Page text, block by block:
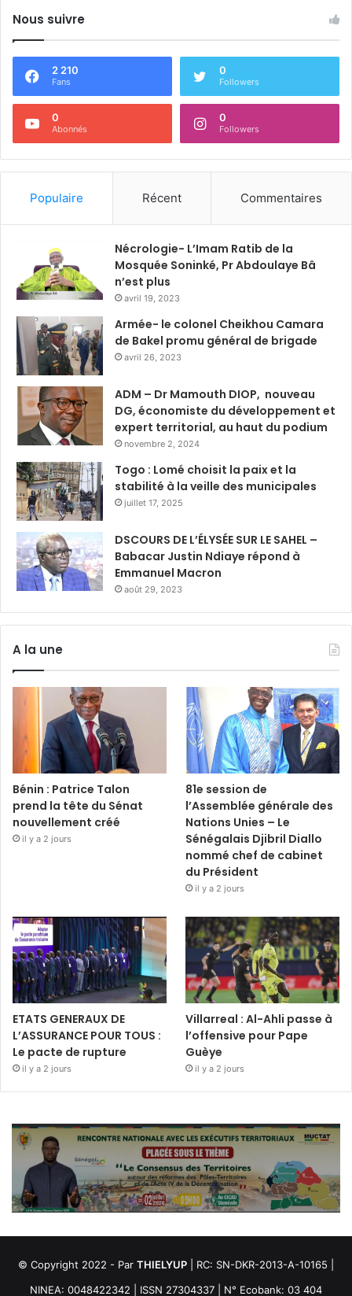
Nous suivre
2 210
Fans
0
Followers
0
Abonnés
0
Followers
Populaire Récent Commentaires
Nécrologie- L’Imam Ratib de la
Mosquée Soninké, Pr Abdoulaye Bâ
n’est plus
avril 19, 2023
Armée- le colonel Cheikhou Camara
de Bakel promu général de brigade
avril 26, 2023
ADM – Dr Mamouth DIOP, nouveau
DG, économiste du développement et
expert territorial, au haut du podium
novembre 2, 2024
Togo : Lomé choisit la paix et la
stabilité à la veille des municipales
juillet 17, 2025
DSCOURS DE L’ÉLYSÉE SUR LE SAHEL –
Babacar Justin Ndiaye répond à
Emmanuel Macron
août 29, 2023
A la une
Bénin : Patrice Talon
prend la tête du Sénat
nouvellement créé
il y a 2 jours
81e session de
l’Assemblée générale des
Nations Unies – Le
Sénégalais Djibril Diallo
nommé chef de cabinet
du Président
il y a 2 jours
ETATS GENERAUX DE
L’ASSURANCE POUR TOUS :
Le pacte de rupture
il y a 2 jours
Villarreal : Al-Ahli passe à
l’offensive pour Pape
Guèye
il y a 2 jours
© Copyright 2022 - Par THIELYUP | RC: SN-DKR-2013-A-10165 |
NINEA: 0048422342 | ISSN 27304337 | N° Ecobank: 03 404